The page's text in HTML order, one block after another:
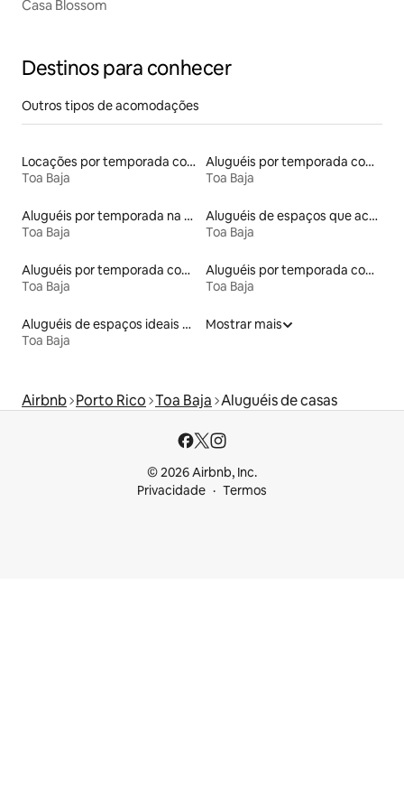
Casa Blossom
Destinos para conhecer
Outros tipos de acomodações
Locações por temporada com piscina
Toa Baja
Aluguéis por temporada com acesso à praia
Toa Baja
Aluguéis por temporada na orla
Toa Baja
Aluguéis de espaços que aceitam animais de estimação
Toa Baja
Aluguéis por temporada com acesso ao lago
Toa Baja
Aluguéis por temporada com terraço
Toa Baja
Aluguéis de espaços ideais para famílias
Toa Baja
Mostrar mais
Airbnb Porto Rico Toa Baja Aluguéis de casas
© 2026 Airbnb, Inc.
Privacidade
Termos